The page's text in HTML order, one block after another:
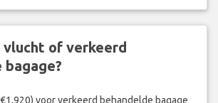
of verkeerd
bagage?
voor verkeerd behandelde bagage